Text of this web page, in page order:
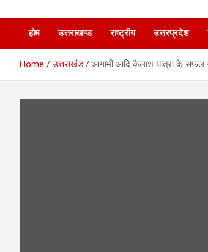
saunewsnetwork
होम उत्तराखण्ड राष्ट्रीय उत्तरप्रदेश
Home उत्तराखंड आगामी आदि कैलाश यात्रा के सफल